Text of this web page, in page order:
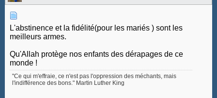
L'abstinence et la fidélité(pour les mariés ) sont les
meilleurs armes.
Qu'Allah protège nos enfants des dérapages de ce
monde !
"Ce qui m'effraie, ce n'est pas l'oppression des méchants, mais
l'indifférence des bons." Martin Luther King